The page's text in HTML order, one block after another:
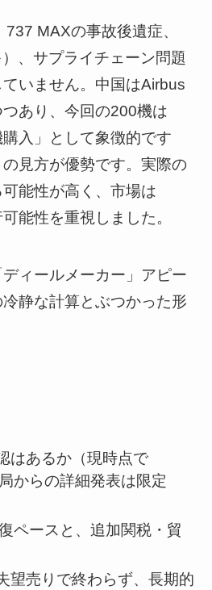
MAXの事故後遺症、
、サプライチェーン問題
いません。中国はAirbus
あり、今回の200機は
購入」として象徴的です
見方が優勢です。実際の
能性が高く、市場は
能性を重視しました。
ディールメーカー」アピー
静な計算とぶつかった形
はあるか（現時点で
からの詳細発表は限定
ペースと、追加関税・貿
望売りで終わらず、長期的